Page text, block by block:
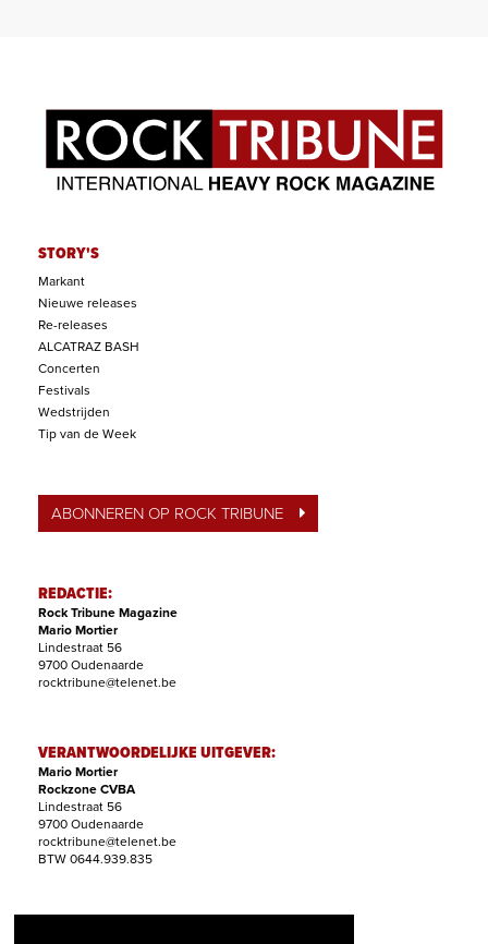
STORY'S
Markant
Nieuwe releases
Re-releases
ALCATRAZ BASH
Concerten
Festivals
Wedstrijden
Tip van de Week
ABONNEREN OP ROCK TRIBUNE
REDACTIE:
Rock Tribune Magazine
Mario Mortier
Lindestraat 56
9700 Oudenaarde
rocktribune@telenet.be
VERANTWOORDELIJKE UITGEVER:
Mario Mortier
Rockzone CVBA
Lindestraat 56
9700 Oudenaarde
rocktribune@telenet.be
BTW 0644.939.835